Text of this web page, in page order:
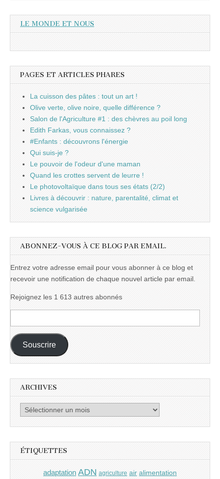
LE MONDE ET NOUS
PAGES ET ARTICLES PHARES
La cuisson des pâtes : tout un art !
Olive verte, olive noire, quelle différence ?
Salon de l'Agriculture #1 : des chèvres au poil long
Edith Farkas, vous connaissez ?
#Enfants : découvrons l'énergie
Qui suis-je ?
Le pouvoir de l'odeur d'une maman
Quand les crottes servent de leurre !
Le photovoltaïque dans tous ses états (2/2)
Livres à découvrir : nature, parentalité, climat et
science vulgarisée
ABONNEZ-VOUS À CE BLOG PAR EMAIL.
Entrez votre adresse email pour vous abonner à ce blog et
recevoir une notification de chaque nouvel article par email.
Rejoignez les 1 613 autres abonnés
e-
mail :
Souscrire
ARCHIVES
Archives
ÉTIQUETTES
adaptation ADN agriculture air alimentation